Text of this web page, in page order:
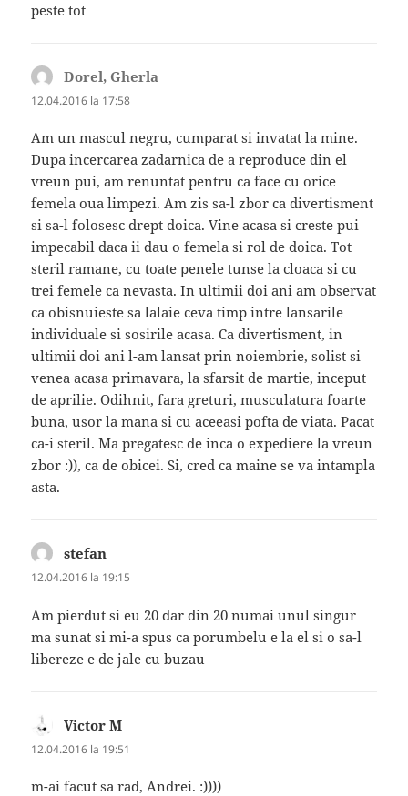
peste tot
Dorel, Gherla
12.04.2016 la 17:58
Am un mascul negru, cumparat si invatat la mine.
Dupa incercarea zadarnica de a reproduce din el
vreun pui, am renuntat pentru ca face cu orice
femela oua limpezi. Am zis sa-l zbor ca divertisment
si sa-l folosesc drept doica. Vine acasa si creste pui
impecabil daca ii dau o femela si rol de doica. Tot
steril ramane, cu toate penele tunse la cloaca si cu
trei femele ca nevasta. In ultimii doi ani am observat
ca obisnuieste sa lalaie ceva timp intre lansarile
individuale si sosirile acasa. Ca divertisment, in
ultimii doi ani l-am lansat prin noiembrie, solist si
venea acasa primavara, la sfarsit de martie, inceput
de aprilie. Odihnit, fara greturi, musculatura foarte
buna, usor la mana si cu aceeasi pofta de viata. Pacat
ca-i steril. Ma pregatesc de inca o expediere la vreun
zbor :)), ca de obicei. Si, cred ca maine se va intampla
asta.
stefan
12.04.2016 la 19:15
Am pierdut si eu 20 dar din 20 numai unul singur
ma sunat si mi-a spus ca porumbelu e la el si o sa-l
libereze e de jale cu buzau
Victor M
12.04.2016 la 19:51
m-ai facut sa rad, Andrei. :))))